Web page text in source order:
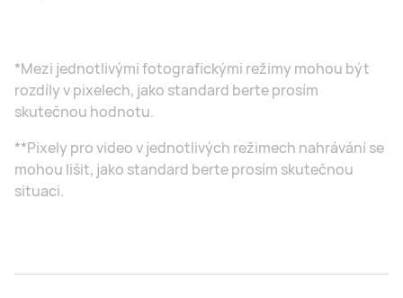
*Mezi jednotlivými fotografickými režimy mohou být
rozdíly v pixelech, jako standard berte prosím
skutečnou hodnotu.
**Pixely pro video v jednotlivých režimech nahrávání se
mohou lišit, jako standard berte prosím skutečnou
situaci.